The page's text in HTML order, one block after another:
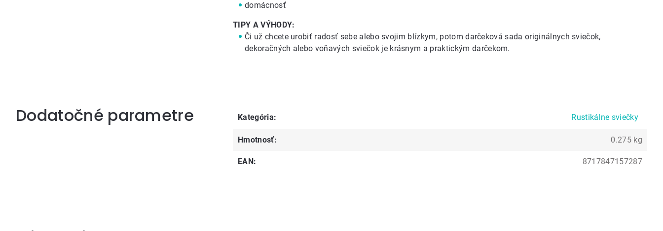
domácnosť
TIPY A VÝHODY:
Či už chcete urobiť radosť sebe alebo svojim blízkym, potomdarčeková sada originálnych sviečok,
dekoračných alebo voňavých sviečokje krásnym a praktickým darčekom.
Dodatočné parametre Kategória: Rustikálne sviečky
Hmotnosť: 0.275 kg
EAN: 8717847157287